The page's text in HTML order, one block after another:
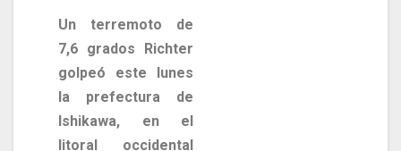
Un terremoto de
7,6 grados Richter
golpeó este lunes
la prefectura de
Ishikawa, en el
litoral occidental